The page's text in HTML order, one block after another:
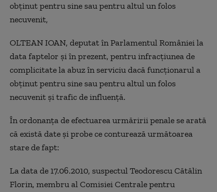
obținut pentru sine sau pentru altul un folos
necuvenit,
OLTEAN IOAN, deputat în Parlamentul României la
data faptelor și în prezent, pentru infracțiunea de
complicitate la abuz în serviciu dacă funcționarul a
obținut pentru sine sau pentru altul un folos
necuvenit și trafic de influență.
În ordonanța de efectuarea urmăririi penale se arată
că există date și probe ce conturează următoarea
stare de fapt:
La data de 17.06.2010, suspectul Teodorescu Cătălin
Florin, membru al Comisiei Centrale pentru